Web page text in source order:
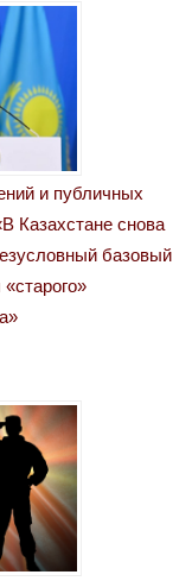
и публичных
Казахстане снова
базовый